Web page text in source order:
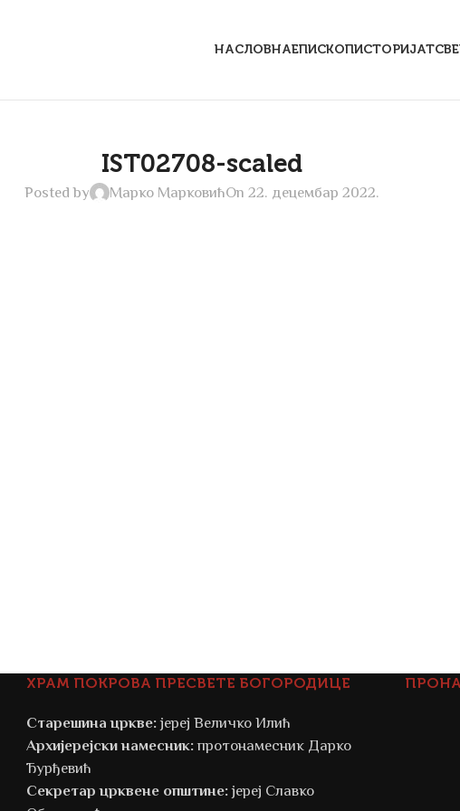
НАСЛОВНАЕПИСКОПИСТОРИЈАТ
IST02708-scaled
Posted by Марко МарковићOn 22. децембар 2022.
ХРАМ ПОКРОВА ПРЕСВЕТЕ БОГОРОДИЦЕ
Старешина цркве:јереј Величко Илић
Архијерејски намесник:протонамесник Дарко
Ђурђевић
Секретар црквене општине:јереј Славко